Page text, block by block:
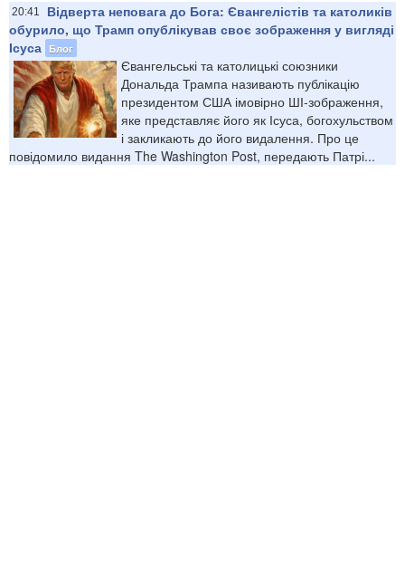
20:41
Відверта неповага до Бога: Євангелістів та католиків
обурило, що Трамп опублікував своє зображення у вигляді
Ісуса Блог
Євангельські та католицькі союзники
Дональда Трампа називають публікацію
президентом США імовірно ШІ-зображення,
яке представляє його як Ісуса, богохульством
і закликають до його видалення. Про це
повідомило видання The Washington Post, передають Патрі...